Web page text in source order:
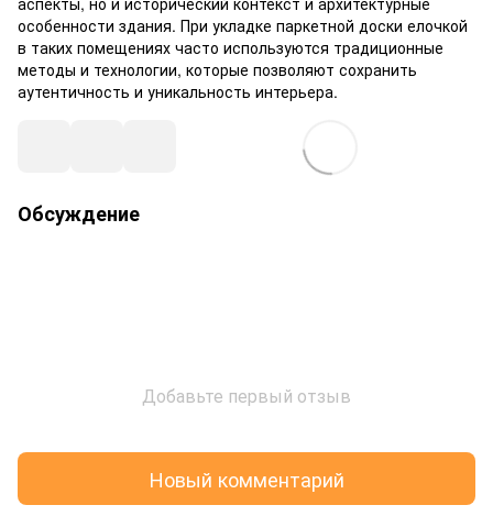
особенности здания. При укладке паркетной доски елочкой
в таких помещениях часто используются традиционные
методы и технологии, которые позволяют сохранить
аутентичность и уникальность интерьера.
Обсуждение
Добавьте первый отзыв
Новый комментарий